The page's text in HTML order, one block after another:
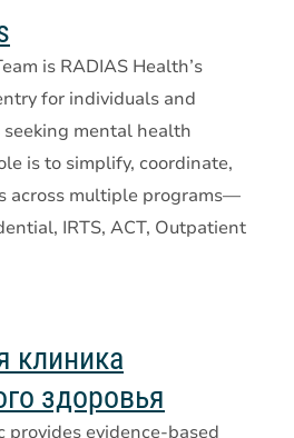
is RADIAS Health’s
for individuals and
mental health
is to simplify, coordinate,
across multiple programs—
IRTS, ACT, Outpatient
клиника
здоровья
evidence-based